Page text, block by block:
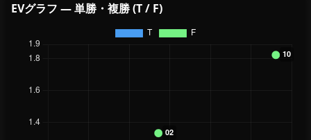
EVグラフ — 単勝・複勝 (T / F)